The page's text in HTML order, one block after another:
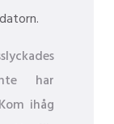
har
ihåg